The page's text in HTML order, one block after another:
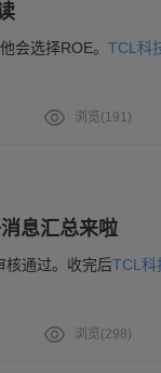
会选择ROE。 TCL科
浏览(191)
息汇总来啦
核通过。收完后TCL科
浏览(298)